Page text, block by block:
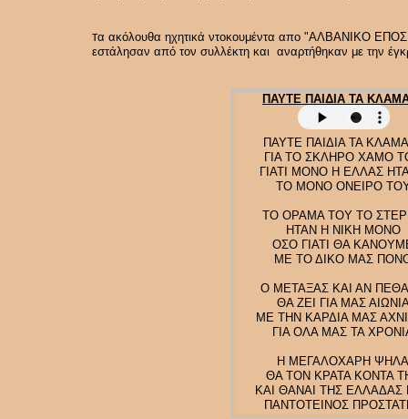
ΠΑΥΤΕ ΠΑΙΔΙΑ ΤΑ
ΠΑΥΤΕ ΠΑΙΔΙΑ ΤΑ
ΓΙΑ ΤΟ ΣΚΛΗΡΟ ΧΑΜΟ
ΓΙΑΤΙ ΜΟΝΟ Η ΕΛΛΑΣ
ΤΟ ΜΟΝΟ ΟΝΕΙΡΟ
ΤΟ ΟΡΑΜΑ ΤΟΥ ΤΟ
ΗΤΑΝ Η ΝΙΚΗ ΜΟΝΟ
ΟΣΟ ΓΙΑΤΙ ΘΑ
ΜΕ ΤΟ ΔΙΚΟ ΜΑΣ
Ο ΜΕΤΑΞΑΣ ΚΑΙ ΑΝ
ΘΑ ΖΕΙ ΓΙΑ ΜΑΣ
ΜΕ ΤΗΝ ΚΑΡΔΙΑ ΜΑΣ
ΓΙΑ ΟΛΑ ΜΑΣ ΤΑ
Η ΜΕΓΑΛΟΧΑΡΗ ΨΗΛΑ
ΘΑ ΤΟΝ ΚΡΑΤΑ ΚΟΝΤΑ
ΚΑΙ ΘΑΝΑΙ ΤΗΣ ΕΛΛΑΔΑΣ
ΠΑΝΤΟΤΕΙΝΟΣ
Τα ακόλουθα ηχητικά ντοκουμέντα απο "ΑΛΒΑΝΙΚΟ ΕΠΟΣ,
εστάλησαν από τον συλλέκτη και αναρτήθηκαν με την